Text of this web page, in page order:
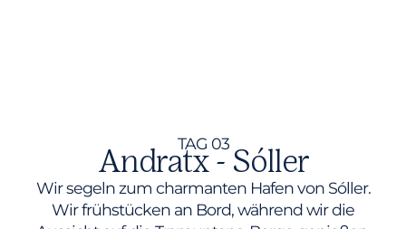
TAG 03
Andratx - Sóller
Wir segeln zum charmanten Hafen von Sóller.
Wir frühstücken an Bord, während wir die